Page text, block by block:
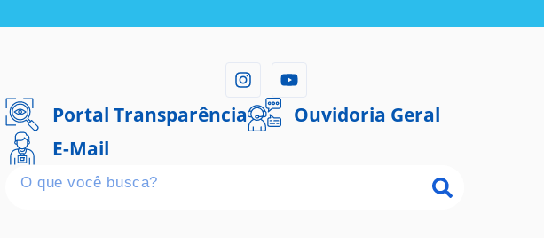
Portal Transparência
Ouvidoria Geral
E-Mail